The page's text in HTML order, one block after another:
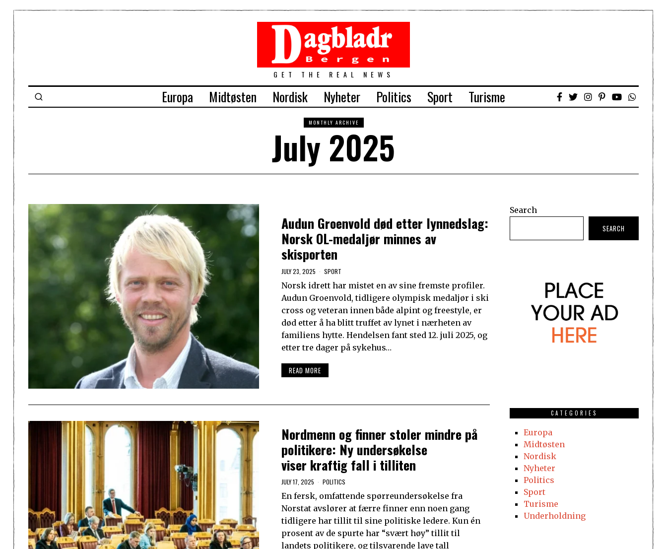
GET THE REAL NEWS
Europa Midtøsten Nordisk Nyheter Politics Sport Turisme
MONTHLY ARCHIVE
July 2025
Audun Groenvold død etter lynnedslag:
Norsk OL-medaljør minnes av
skisporten
JULY 23, 2025 SPORT
Norsk idrett har mistet en av sine fremste profiler.
Audun Groenvold, tidligere olympisk medaljør i ski
cross og veteran innen både alpint og freestyle, er
død etter å ha blitt truffet av lynet i nærheten av
familiens hytte. Hendelsen fant sted 12. juli 2025, og
etter tre dager på sykehus…
READ MORE
Nordmenn og finner stoler mindre på
politikere: Ny undersøkelse
viser kraftig fall i tilliten
JULY 17, 2025 POLITICS
En fersk, omfattende spørreundersøkelse fra
Norstat avslører at færre finner enn noen gang
tidligere har tillit til sine politiske ledere. Kun én
prosent av de spurte har “svært høy” tillit til
landets politikere, og tilsvarende lave tall
Search
SEARCH
CATEGORIES
Europa
Midtøsten
Nordisk
Nyheter
Politics
Sport
Turisme
Underholdning